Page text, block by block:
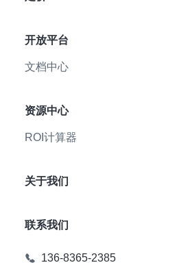
开放平台
文档中心
资源中心
ROI计算器
关于我们
联系我们
136-8365-2385